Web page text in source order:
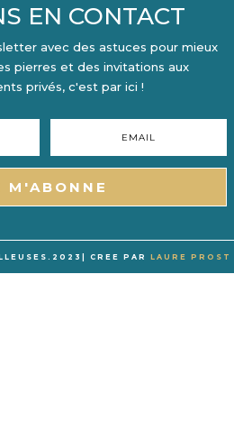
EN CONTACT
avec des astuces pour mieux
pierres et des invitations aux
privés, c'est par ici !
M'ABONNE
CREE PAR LAURE PROST